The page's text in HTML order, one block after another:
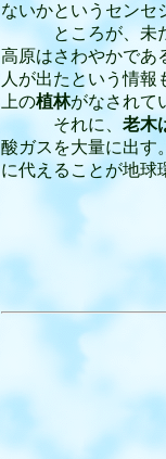
ないかというセンセ
ところが、未だ
高原はさわやかであ
人が出たという情報
上の植林がなされて
それに、 老木
酸ガスを大量に出す
に代えることが地球